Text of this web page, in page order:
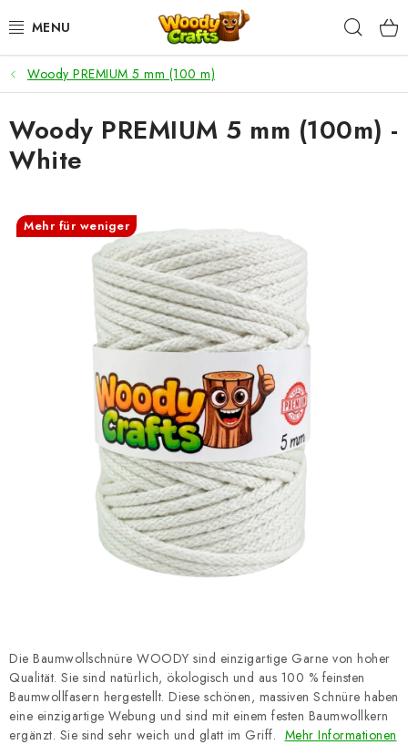
Inhalt
HÄKELN
FLECHTEN
BASTELSETS
ZUBEHÖR ZUM HÄKELN
WOODY GARN
WOODY PREMIUM 5 MM
Nachhaltigkeit
Rücksendungen und Reklamationen
Kontakt
AGB
Datenschutzerklärung
Impressum
Woody PREMIUM 5 mm (100 m)
Die Baumwollschnüre WOODY sind einzigartige Garne von hoher
Qualität. Sie sind natürlich, ökologisch und aus 100 % feinsten
Baumwollfasern hergestellt. Diese schönen, massiven Schnüre haben
eine einzigartige Webung und sind mit einem festen Baumwollkern
ergänzt. Sie sind sehr weich und glatt im Griff. Mehr Informationen
Woody PREMIUM 5 mm (100m) -
White
Mehr für weniger